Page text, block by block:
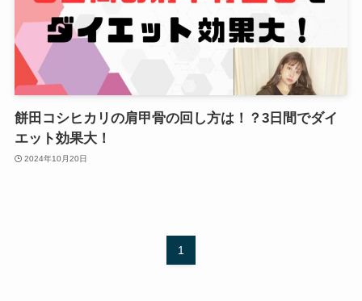
餅田コシヒカリの肩甲骨の回し方は！？3日間でダイ
エット効果大！
2024年10月20日
1